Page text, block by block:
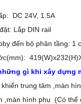
DC 24V, 1.5A
Lắp DIN rail
đến bộ phân tầng: 1
gì khi xây dựng
trung tâm ,màn
,màn hình phụ (Có thể